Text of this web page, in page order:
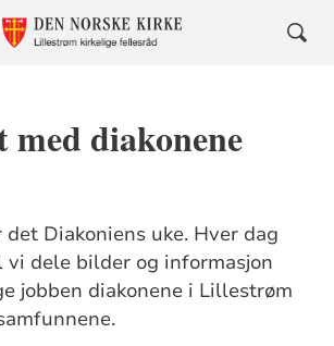
diakonene
det Diakoniens uke. Hver dag
vi dele bilder og informasjon
jobben diakonene i Lillestrøm